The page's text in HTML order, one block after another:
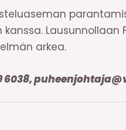
arkea.
6038,